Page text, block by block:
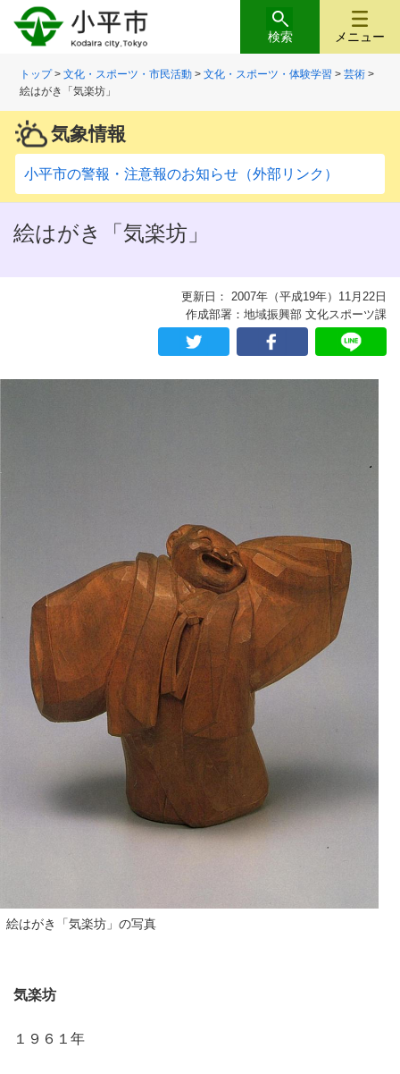
メニュー
検索
トップ>文化・スポーツ・市民活動 >文化・スポーツ・体験学習 >芸術 >
絵はがき「気楽坊」
気象情報
小平市の警報・注意報のお知らせ（外部リンク）
絵はがき「気楽坊」
更新日： 2007年（平成19年）11月22日
作成部署：地域振興部 文化スポーツ課
絵はがき「気楽坊」の写真
気楽坊
１９６１年